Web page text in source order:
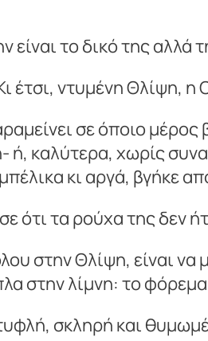
είναι το δικό της αλλά
έτσι, ντυμένη Θλίψη, η
σε όποιο μέρος
ή, καλύτερα, χωρίς
κι αργά, βγήκε
ότι τα ρούχα της δεν
στην Θλίψη, είναι να
στην λίμνη: το
σκληρή και